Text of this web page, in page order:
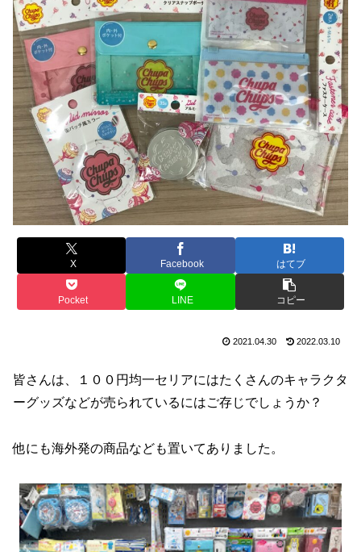
X Facebook はてブ
Pocket LINE コピー
2021.04.30 2022.03.10
皆さんは、１００円均一セリアにはたくさんのキャラクタ
ーグッズなどが売られているにはご存じでしょうか？
他にも海外発の商品なども置いてありました。